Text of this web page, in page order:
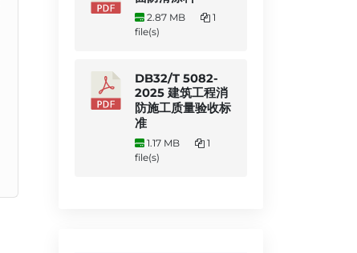
2.87 MB
1
file(s)
DB32/T 5082-
2025 建筑工程消
防施工质量验收标
准
1.17 MB
1
file(s)